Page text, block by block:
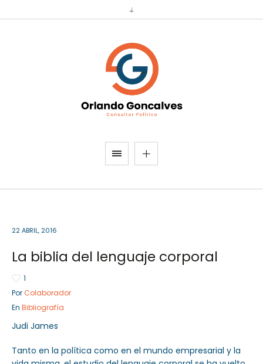
Sector Público
22 ABRIL, 2016
La biblia del lenguaje corporal
1
Por Colaborador
En Bibliografía
Judi James
Tanto en la política como en el mundo empresarial y la